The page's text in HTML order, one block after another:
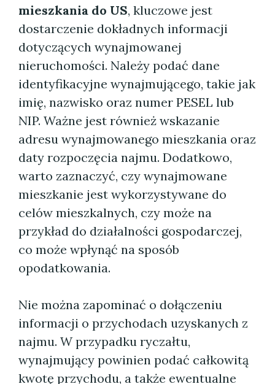
mieszkania do US, kluczowe jest
dostarczenie dokładnych informacji
dotyczących wynajmowanej
nieruchomości. Należy podać dane
identyfikacyjne wynajmującego, takie jak
imię, nazwisko oraz numer PESEL lub
NIP. Ważne jest również wskazanie
adresu wynajmowanego mieszkania oraz
daty rozpoczęcia najmu. Dodatkowo,
warto zaznaczyć, czy wynajmowane
mieszkanie jest wykorzystywane do
celów mieszkalnych, czy może na
przykład do działalności gospodarczej,
co może wpłynąć na sposób
opodatkowania.
Nie można zapominać o dołączeniu
informacji o przychodach uzyskanych z
najmu. W przypadku ryczałtu,
wynajmujący powinien podać całkowitą
kwotę przychodu, a także ewentualne